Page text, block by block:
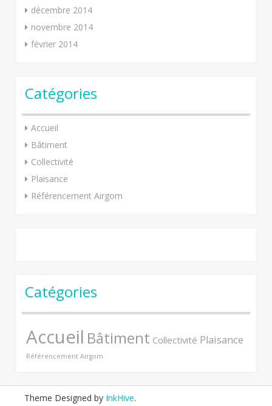
décembre 2014
novembre 2014
février 2014
Catégories
Accueil
Bâtiment
Collectivité
Plaisance
Référencement Airgom
Catégories
Accueil Bâtiment Collectivité Plaisance
Référencement Airgom
Theme Designed by InkHive.